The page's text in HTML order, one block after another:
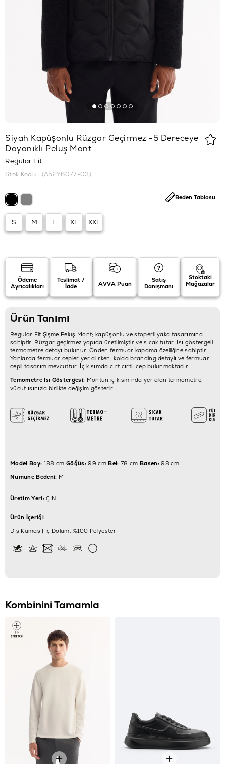
Siyah Kapüşonlu Rüzgar Geçirmez -5 Dereceye
Dayanıklı Peluş Mont
Regular Fit
Stok Kodu (A52Y6077-03)
S M L XL XXL
Beden Tablosu
Ödeme
Ayrıcalıkları
Teslimat /
İade
AVVA Puan
Satış
Danışmanı
Stoktaki
Mağazalar
Ürün Tanımı
Regular Fit Şişme Peluş Mont; kapüşonlu ve stoperli yaka tasarımına
sahiptir. Rüzgar geçirmez yapıda üretilmiştir ve sıcak tutar. Isı göstergeli
termometre detayı bulunur. Önden fermuar kapama özelliğine sahiptir.
Yanlarda fermuar cepler yer alırken, kolda branding detaylı ve fermuar
cepli tasarım mevcuttur. İç kısımda cırt cırtlı cep bulunmaktadır.
Temometre Isı Göstergesi: Montun iç kısmında yer alan termometre,
vücut ısınızla birlikte değişim gösterir.
Model Boy: 188 cm Göğüs:99 cmBel: 78 cm Basen:98 cm
Numune Bedeni: M
Üretim Yeri:ÇİN
Ürün İçeriği
Dış Kumaş | İç Dolum: %100 Polyester
Kombinini Tamamla